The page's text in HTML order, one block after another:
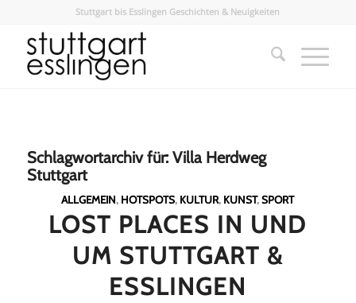
Stuttgart bis Esslingen Geschichten & Neuigkeiten
Schlagwortarchiv für: Villa Herdweg
Stuttgart
ALLGEMEIN, HOTSPOTS, KULTUR, KUNST,SPORT
LOST PLACES IN UND
UM STUTTGART &
ESSLINGEN